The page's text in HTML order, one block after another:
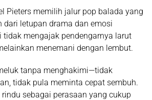
Pieters memilih jalur pop balada yang
dari letupan drama dan emosi
tidak mengajak pendengarnya larut
menemani dengan lembut.
tanpa menghakimi—tidak
tidak pula meminta cepat sembuh.
sebagai perasaan yang cukup